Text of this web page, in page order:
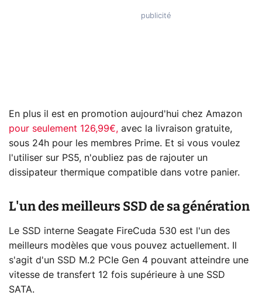
En plus il est en promotion aujourd'hui chez Amazon
pour seulement 126,99€, avec la livraison gratuite,
sous 24h pour les membres Prime. Et si vous voulez
l'utiliser sur PS5, n'oubliez pas de rajouter un
dissipateur thermique compatible dans votre panier.
L'un des meilleurs SSD de sa génération
Le SSD interne Seagate FireCuda 530 est l'un des
meilleurs modèles que vous pouvez actuellement. Il
s'agit d'un SSD M.2 PCIe Gen 4 pouvant atteindre une
vitesse de transfert 12 fois supérieure à une SSD
SATA.